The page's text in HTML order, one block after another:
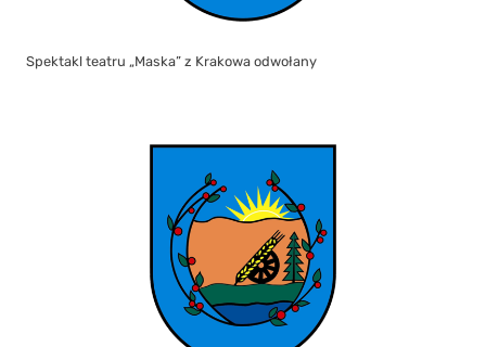
Spektakl teatru „Maska” z Krakowa odwołany